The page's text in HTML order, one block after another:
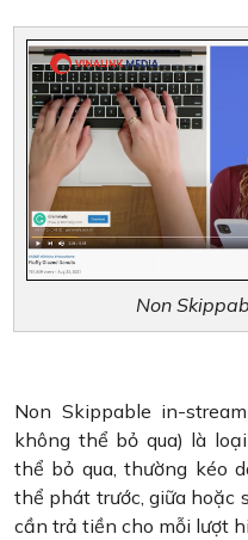
Non
Non Skippable in-
không thể bỏ qua) là
thể bỏ qua, thường kéo
thể phát trước, giữa hoặc
cần trả tiền cho mỗi lượt